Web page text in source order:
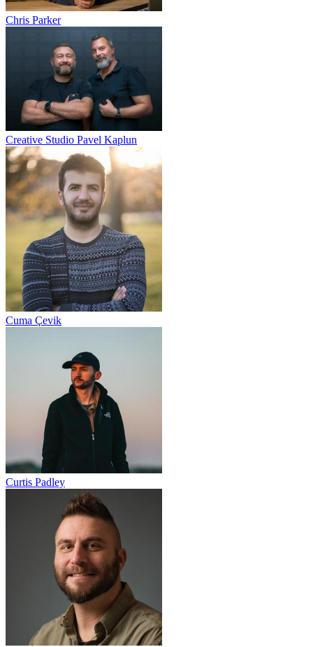
Chris Parker
Creative Studio Pavel Kaplun
Cuma Çevik
Curtis Padley